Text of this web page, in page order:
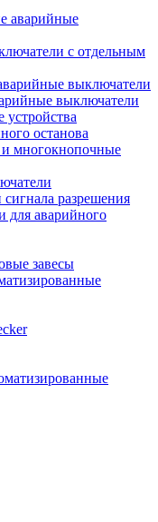
аварийные
с отдельным
выключатели
выключатели
останова
многокнопочные
разрешения
для аварийного
завесы